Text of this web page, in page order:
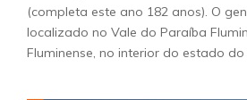
(completa este ano 182 anos). O
localizado no Vale do Paraíba
Fluminense, no interior do estado do